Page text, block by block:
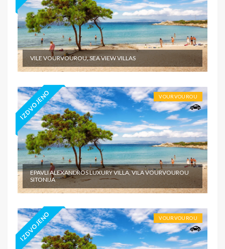
VILE VOURVOUROU, SEA VIEW VILLAS
IZDVOJENO VOURVOUROU
EPAVLI ALEXANDROS LUXURY VILLA, VILA VOURVOUROU
SITONIJA
IZDVOJENO VOURVOUROU